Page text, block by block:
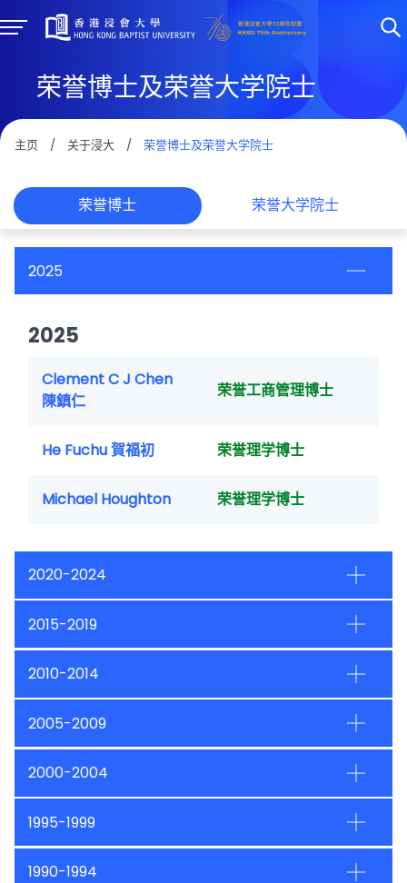
荣誉博士及荣誉大学院士
主页 / 关于浸大 / 荣誉博士及荣誉大学院士
荣誉博士 荣誉大学院士
2025
2025
Clement C J Chen
陳鎮仁
荣誉工商管理博士
He Fuchu 賀福初 荣誉理学博士
Michael Houghton 荣誉理学博士
2020-2024
2015-2019
2010-2014
2005-2009
2000-2004
1995-1999
1990-1994